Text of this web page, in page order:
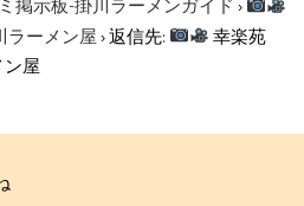
掲示板-掛川ラーメンガイド ›
ラーメン屋›返信先:
幸楽苑
ン屋